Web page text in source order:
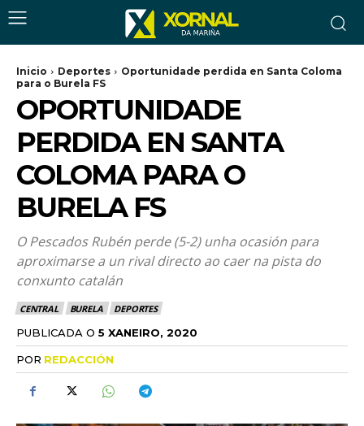
Inicio Deportes
Oportunidade perdida en Santa Coloma
para o Burela FS
OPORTUNIDADE
PERDIDA EN SANTA
COLOMA PARA O
BURELA FS
O Pescados Rubén perde (5-2) unha ocasión para
aproximarse a un rival directo ao caer na pista do
conxunto catalán
CENTRAL BURELA DEPORTES
PUBLICADA O 5 XANEIRO, 2020
POR REDACCIÓN